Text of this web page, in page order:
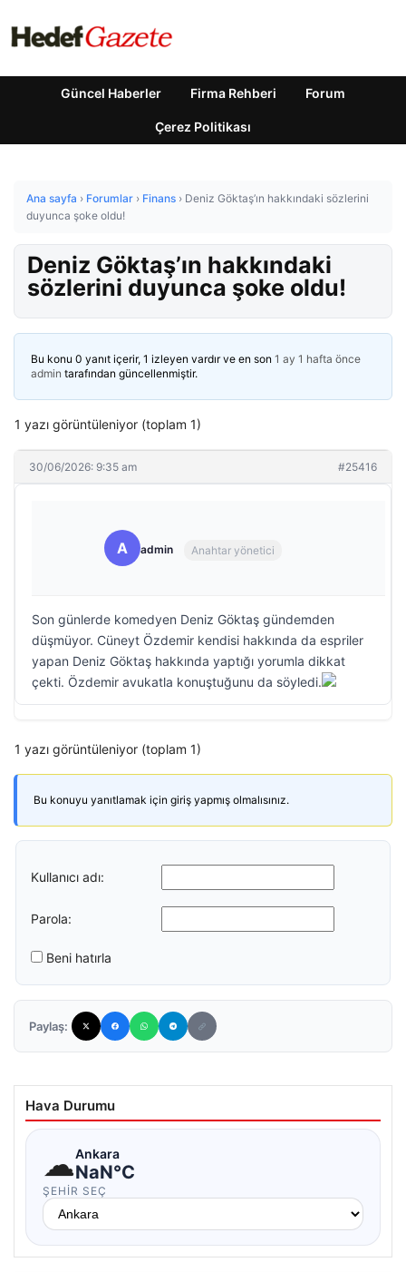
Güncel Haberler Firma Rehberi Forum
Çerez Politikası
Ana sayfa › Forumlar › Finans › Deniz Göktaş’ın hakkındaki sözlerini
duyunca şoke oldu!
Deniz Göktaş’ın hakkındaki
sözlerini duyunca şoke oldu!
Bu konu 0 yanıt içerir, 1 izleyen vardır ve en son 1 ay 1 hafta önce
admin tarafından güncellenmiştir.
1 yazı görüntüleniyor (toplam 1)
30/06/2026: 9:35 am #25416
A admin Anahtar yönetici
Son günlerde komedyen Deniz Göktaş gündemden
düşmüyor. Cüneyt Özdemir kendisi hakkında da espriler
yapan Deniz Göktaş hakkında yaptığı yorumla dikkat
çekti. Özdemir avukatla konuştuğunu da söyledi.
1 yazı görüntüleniyor (toplam 1)
Bu konuyu yanıtlamak için giriş yapmış olmalısınız.
Kullanıcı adı:
Parola:
Beni hatırla
Paylaş:
Hava Durumu
☁Ankara
NaN°C
ŞEHIR SEÇ